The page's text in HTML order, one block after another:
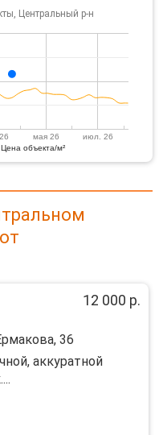
Центральный р-н
Цена объекта/м²
мая 26 июл. 26
12 000 р.
36
аккуратной